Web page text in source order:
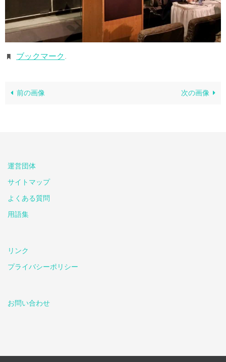
ブックマーク .
前の画像 次の画像
運営団体
サイトマップ
よくある質問
用語集
リンク
プライバシーポリシー
お問い合わせ